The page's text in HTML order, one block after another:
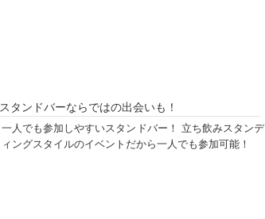
スタンドバーならではの出会いも！
一人でも参加しやすいスタンドバー！ 立ち飲みスタンデ
ィングスタイルのイベントだから一人でも参加可能！